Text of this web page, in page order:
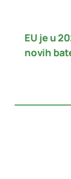
EU je u
novih